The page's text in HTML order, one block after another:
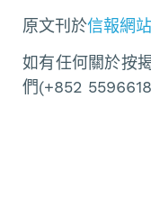
原文刊於信報網站
如有任何關於按
們(+852